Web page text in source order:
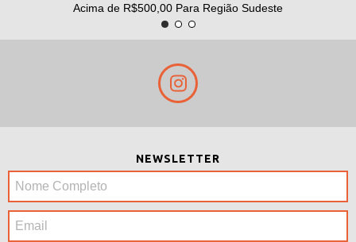
Acima de R$500,00 Para Região Sudeste
NEWSLETTER